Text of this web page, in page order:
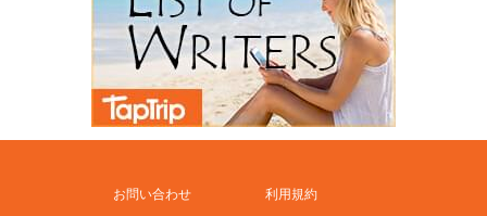
お問い合わせ 利用規約